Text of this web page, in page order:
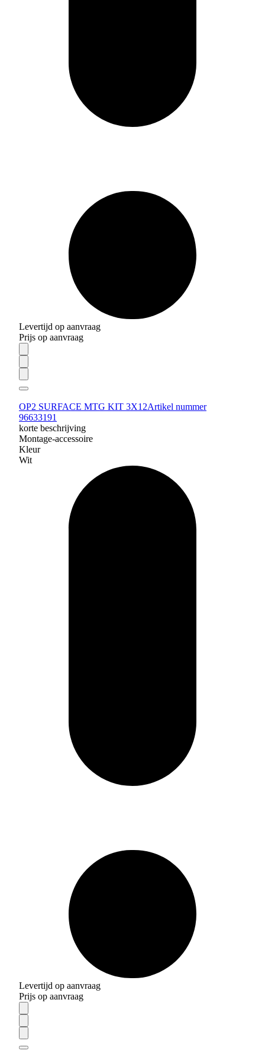
Levertijd op aanvraag
Prijs op aanvraag
OP2 SURFACE MTG KIT 3X12Artikel nummer
96633191
korte beschrijving
Montage-accessoire
Kleur
Wit
Levertijd op aanvraag
Prijs op aanvraag